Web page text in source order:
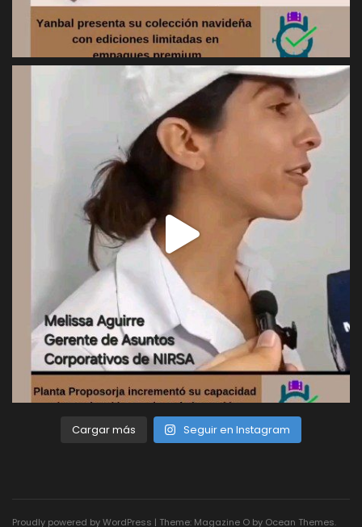
Cargar más Seguir en Instagram
Proudly powered by WordPress | Theme: Magazine O by Ocean Themes.